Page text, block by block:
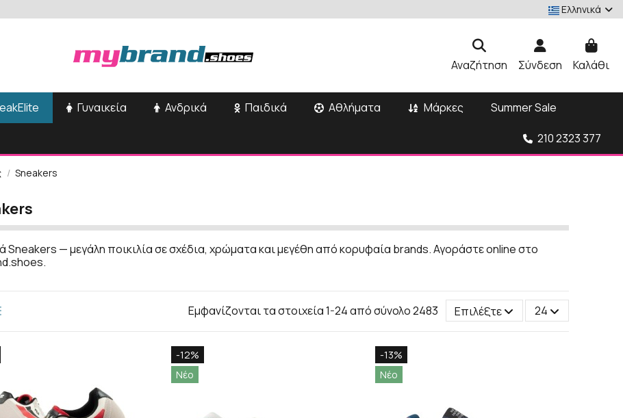
Ελληνικά
Αναζήτηση Σύνδεση Καλάθι
Γυναικεία Ανδρικά Παιδικά Αθλήματα Μάρκες Summer Sale
210 2323 377
Sneakers
Sneakers — μεγάλη ποικιλία σε σχέδια, χρώματα και μεγέθη από κορυφαία brands. Αγοράστε online στο
Εμφανίζονται τα στοιχεία 1-24 από σύνολο 2483 Επιλέξτε 24
-12%
Νέο
-13%
Νέο